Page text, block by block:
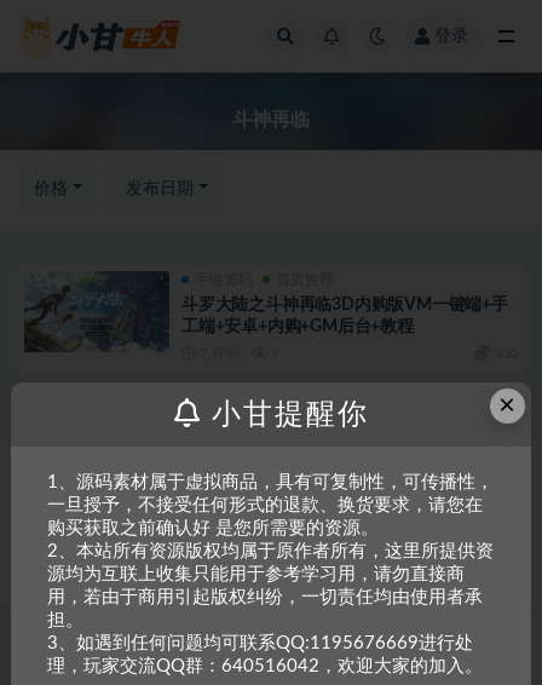
登录
斗神再临
价格 发布日期
斗罗大陆之斗神再临3D内购版VM一键端+手
工端+安卓+内购+GM后台+教程
Copyright © 2023 小甘牛人资源网 - All rights reserved
粤ICP备2023002201
号-1
本站是一个坚持做精品资源的网站，会长期坚持更新资源，以共享为原则，尊
重原创，如需搬资源请先与站长沟通，恶意搬运封禁账号。
×
小甘提醒你
1、源码素材属于虚拟商品，具有可复制性，可传播性，
一旦授予，不接受任何形式的退款、换货要求，请您在
购买获取之前确认好 是您所需要的资源。
2、本站所有资源版权均属于原作者所有，这里所提供资
源均为互联上收集只能用于参考学习用，请勿直接商
用，若由于商用引起版权纠纷，一切责任均由使用者承
担。
3、如遇到任何问题均可联系QQ:1195676669进行处
理，玩家交流QQ群：640516042，欢迎大家的加入。